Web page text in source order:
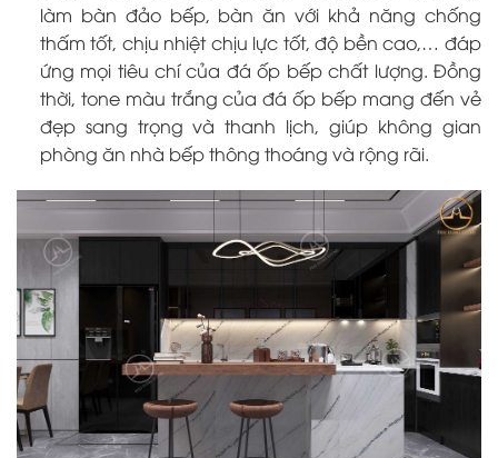
làm bàn đảo bếp, bàn ăn với khả năng chống
thấm tốt, chịu nhiệt chịu lực tốt, độ bền cao,… đáp
ứng mọi tiêu chí của đá ốp bếp chất lượng. Đồng
thời, tone màu trắng của đá ốp bếp mang đến vẻ
đẹp sang trọng và thanh lịch, giúp không gian
phòng ăn nhà bếp thông thoáng và rộng rãi.